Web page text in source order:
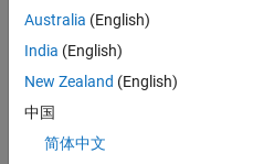
wa
nt
cre
ate
Australia (English)
India (English)
New Zealand (English)
中国
简体中文